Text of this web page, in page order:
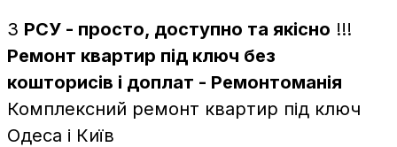
З РСУ - просто, доступно та якісно !!!
Ремонт квартир під ключ без
кошторисів і доплат - Ремонтоманія
Комплексний ремонт квартир під ключ
Одеса і Київ